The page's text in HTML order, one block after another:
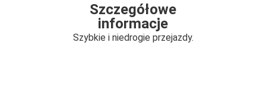
Szczegółowe
informacje
Szybkie i niedrogie przejazdy.